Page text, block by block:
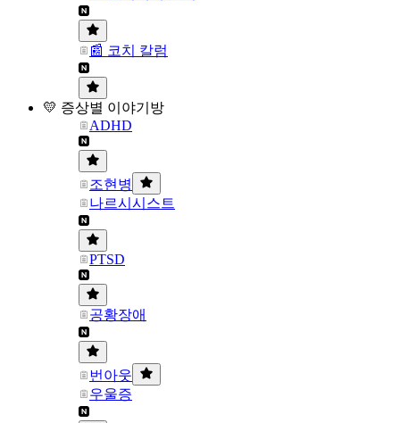
📰 코치 칼럼
💛 증상별 이야기방
ADHD
조현병
나르시시스트
PTSD
공황장애
번아웃
우울증